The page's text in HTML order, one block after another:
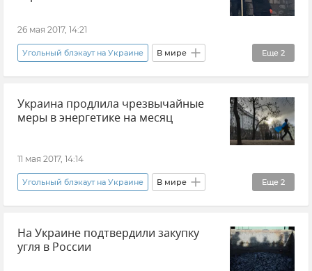
26 мая 2017, 14:21
Еще 2
Угольный блэкаут на Украине В мире
Новости Ситуация на Украине
Украина продлила чрезвычайные
меры в энергетике на месяц
11 мая 2017, 14:14
Еще 2
Угольный блэкаут на Украине В мире
Новости Ситуация на Украине
На Украине подтвердили закупку
угля в России